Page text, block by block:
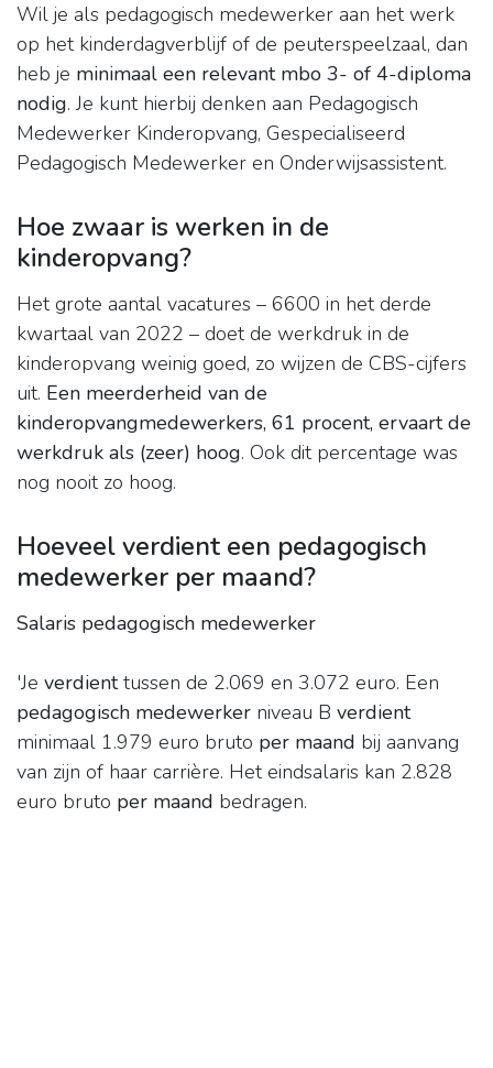
Wil je als pedagogisch medewerker aan het werk
op het kinderdagverblijf of de peuterspeelzaal, dan
heb je minimaal een relevant mbo 3- of 4-diploma
nodig. Je kunt hierbij denken aan Pedagogisch
Medewerker Kinderopvang, Gespecialiseerd
Pedagogisch Medewerker en Onderwijsassistent.
Hoe zwaar is werken in de
kinderopvang?
Het grote aantal vacatures – 6600 in het derde
kwartaal van 2022 – doet de werkdruk in de
kinderopvang weinig goed, zo wijzen de CBS-cijfers
uit. Een meerderheid van de
kinderopvangmedewerkers, 61 procent, ervaart de
werkdruk als (zeer) hoog. Ook dit percentage was
nog nooit zo hoog.
Hoeveel verdient een pedagogisch
medewerker per maand?
Salaris pedagogisch medewerker
'Je verdienttussen de 2.069 en 3.072 euro. Een
pedagogisch medewerker niveau B verdient
minimaal 1.979 euro bruto per maand bij aanvang
van zijn of haar carrière. Het eindsalaris kan 2.828
euro bruto per maand bedragen.